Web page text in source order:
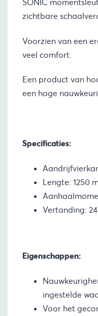
SONIC
zichtbare
Voorzien van een
veel comfort.
Een product van
een hoge
Specificaties:
Lengte: 1250
Vertanding: 24
Eigenschappen:
ingestelde
Voor het